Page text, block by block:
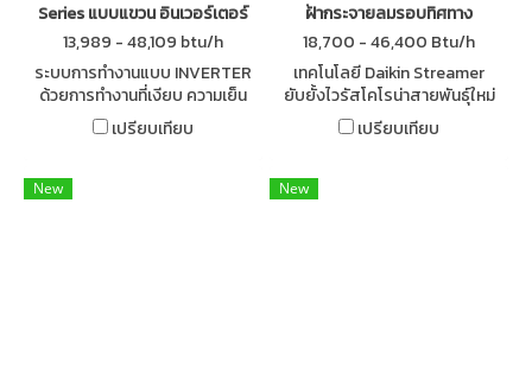
Series แบบแขวน อินเวอร์เตอร์
13,989 - 48,109 btu/h
ระบบการทำงานแบบ INVERTER
ด้วยการทำงานที่เงียบ ความเย็น
สบายที่เหนือระดับ รูปทรงดีไซน์
สวยงามลงตัว ประหยัดเนื้อที่ใน
เปรียบเทียบ
ฝ้ากระจายลมรอบทิศทาง
18,700 - 46,400 Btu/h
เทคโนโลยี Daikin Streamer
ยับยั้งไวรัสโคโรน่าสายพันธุ์ใหม่
อย่างได้ผล 99.9% กรองฝุ่น PM
2.5 การันตีด้วยรางวัลด้าน
เปรียบเทียบ
New New